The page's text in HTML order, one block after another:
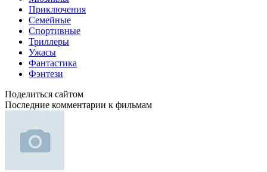
Приключения
Семейные
Спортивные
Триллеры
Ужасы
Фантастика
Фэнтези
Поделиться сайтом
Последние комментарии к фильмам